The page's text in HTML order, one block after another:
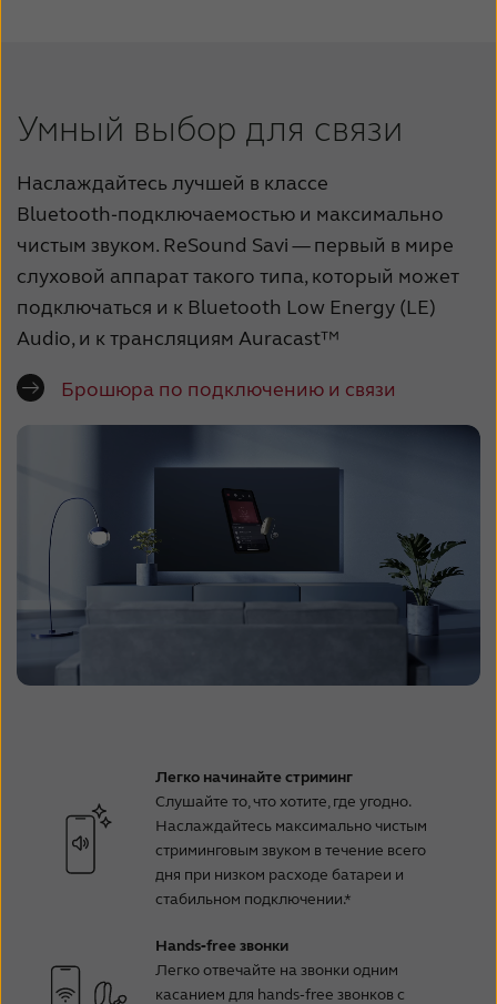
Умный выбор для связи
Наслаждайтесь лучшей в классе
Bluetooth‑подключаемостью и максимально
чистым звуком. ReSound Savi — первый в мире
слуховой аппарат такого типа, который может
подключаться и к Bluetooth Low Energy (LE)
Audio, и к трансляциям Auracast™
Брошюра по подключению и связи
Легко начинайте стриминг
Слушайте то, что хотите, где угодно.
Наслаждайтесь максимально чистым
стриминговым звуком в течение всего
дня при низком расходе батареи и
стабильном подключении.*
Hands‑free звонки
Легко отвечайте на звонки одним
касанием для hands‑free звонков с